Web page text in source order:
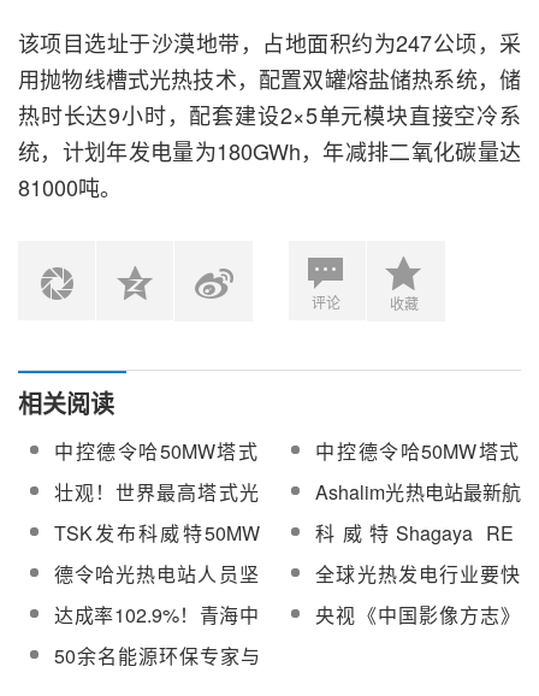
该项目选址于沙漠地带，占地面积约为247公顷，采
用抛物线槽式光热技术，配置双罐熔盐储热系统，储
热时长达9小时，配套建设2×5单元模块直接空冷系
统，计划年发电量为180GWh，年减排二氧化碳量达
81000吨。
评论 收藏
相关阅读
中控德令哈50MW塔式
光热电站亮相青海全球
推介活动宣传片
中控德令哈50MW塔式
光热电站出镜央视《壮
丽70年》特别节目
壮观！世界最高塔式光
热电站Ashalim1最新航
拍
Ashalim光热电站最新航
拍全貌及吸热塔&quot;
长个儿&quot;过程
TSK发布科威特50MW
Shagaya光热电站最新
介绍视频
科威特Shagaya RE
Park园区即将开展第三
期风电&光热&光伏综合
体项目招标工作
德令哈光热电站人员坚
守“阵地”，以稳定运行抵
抗凶猛疫情
全球光热发电行业要快
速发展，需要破解哪些
障碍？
达成率102.9%！青海中
控德令哈50MW光热电
站2月运行数据再创新高
央视《中国影像方志》
50余名能源环保专家与